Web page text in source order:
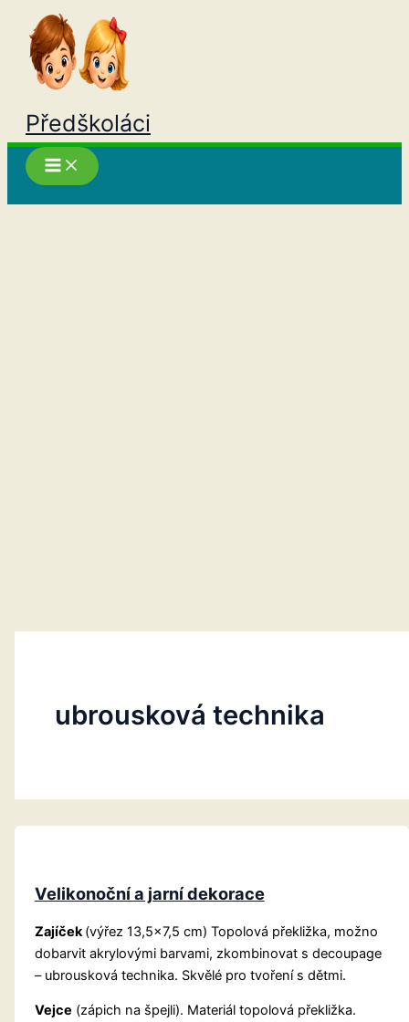
Přeskočit
obsah
Předškoláci
ubrousková technika
Velikonoční a jarní dekorace
Zajíček (výřez 13,5×7,5 cm) Topolová překližka, možno
dobarvit akrylovými barvami, zkombinovat s decoupage
– ubrousková technika. Skvělé pro tvoření s dětmi.
Vejce (zápich na špejli). Materiál topolová překližka.